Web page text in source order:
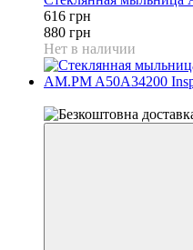
616 грн
880 грн
Нет в наличии